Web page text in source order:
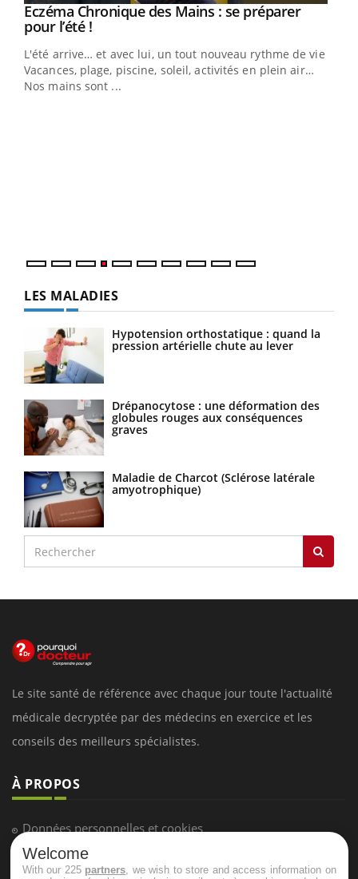
Youtube
Eczéma Chronique des Mains : se préparer
pour l’été !Youtube
L'été arrive… et avec lui, un tout nouveau rythme de vie !
Vacances, plage, piscine, soleil, activités en plein air…
Nos mains sont ...
LES MALADIES
Hypotension orthostatique : quand la
pression artérielle chute au lever
Drépanocytose : une déformation des
globules rouges aux conséquences
graves
Maladie de Charcot (Sclérose latérale
amyotrophique)
Le site santé de référence avec chaque jour toute l'actualité
médicale decryptée par des médecins en exercice et les
conseils des meilleurs spécialistes.
À PROPOS
Données personnelles et cookies
Qui sommes-nous
Welcome
With our 225 partners , we wish to store and access information on